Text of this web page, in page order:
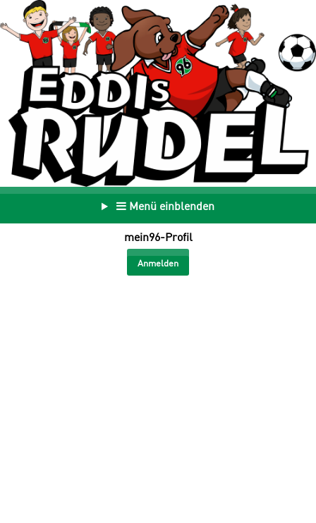
Menü einblenden
mein96-Profil
Anmelden